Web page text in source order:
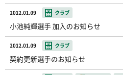
2012.01.09 クラブ
小池純輝選手 加入のお知らせ
2012.01.09 クラブ
契約更新選手のお知らせ